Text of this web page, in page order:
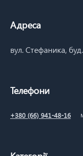
Адреса
вул. Стефаника,
Телефони
+380 (66) 941-48-16